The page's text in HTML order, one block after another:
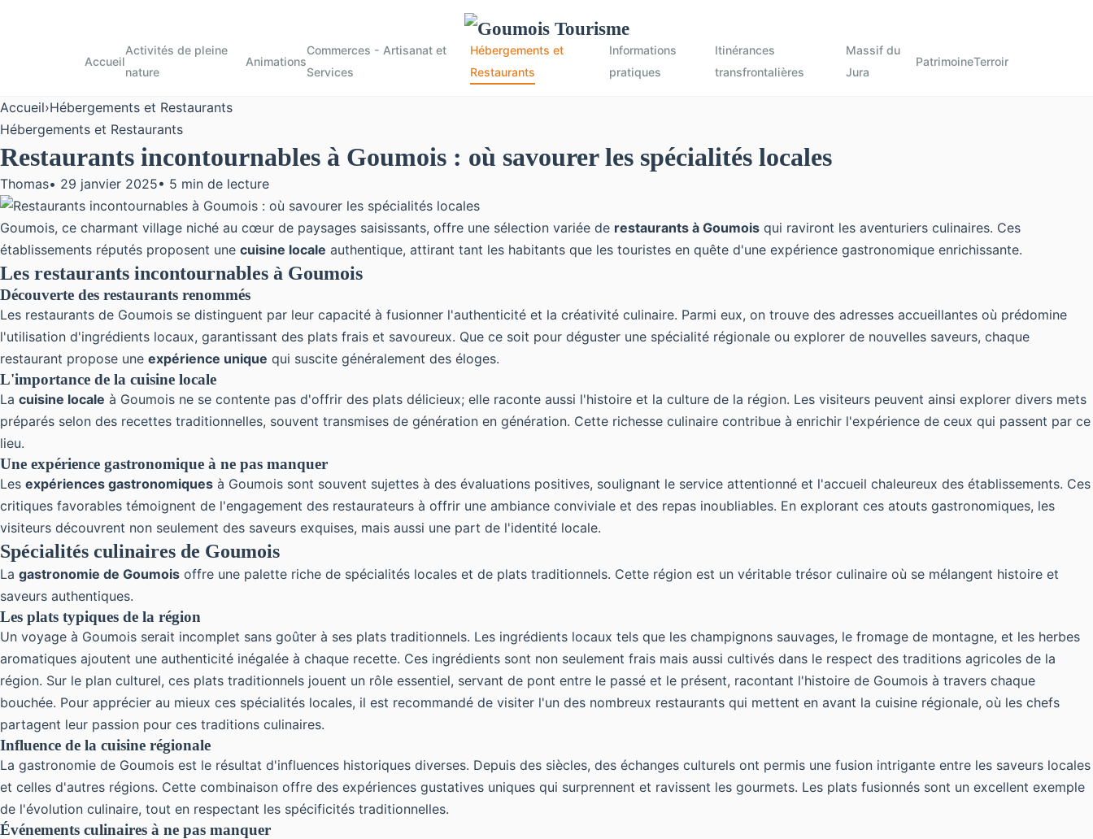
Accueil
Activités de pleine
nature
Animations
Commerces - Artisanat et
Services
Hébergements et
Restaurants
Informations
pratiques
Itinérances
transfrontalières
Massif du
Jura
PatrimoineTerroir
Accueil›Hébergements et Restaurants
Hébergements et Restaurants
Restaurants incontournables à Goumois : où savourer les spécialités locales
Thomas• 29 janvier 2025• 5 min de lecture
Goumois, ce charmant village niché au cœur de paysages saisissants, offre une sélection variée de restaurants à Goumois qui raviront les aventuriers culinaires. Ces
établissements réputés proposent une cuisine locale authentique, attirant tant les habitants que les touristes en quête d'une expérience gastronomique enrichissante.
Les restaurants incontournables à Goumois
Découverte des restaurants renommés
Les restaurants de Goumois se distinguent par leur capacité à fusionner l'authenticité et la créativité culinaire. Parmi eux, on trouve des adresses accueillantes où prédomine
l'utilisation d'ingrédients locaux, garantissant des plats frais et savoureux. Que ce soit pour déguster une spécialité régionale ou explorer de nouvelles saveurs, chaque
restaurant propose une expérience unique qui suscite généralement des éloges.
L'importance de la cuisine locale
La cuisine locale à Goumois ne se contente pas d'offrir des plats délicieux; elle raconte aussi l'histoire et la culture de la région. Les visiteurs peuvent ainsi explorer divers mets
préparés selon des recettes traditionnelles, souvent transmises de génération en génération. Cette richesse culinaire contribue à enrichir l'expérience de ceux qui passent par ce
lieu.
Une expérience gastronomique à ne pas manquer
Les expériences gastronomiques à Goumois sont souvent sujettes à des évaluations positives, soulignant le service attentionné et l'accueil chaleureux des établissements. Ces
critiques favorables témoignent de l'engagement des restaurateurs à offrir une ambiance conviviale et des repas inoubliables. En explorant ces atouts gastronomiques, les
visiteurs découvrent non seulement des saveurs exquises, mais aussi une part de l'identité locale.
Spécialités culinaires de Goumois
La gastronomie de Goumois offre une palette riche de spécialités locales et de plats traditionnels. Cette région est un véritable trésor culinaire où se mélangent histoire et
saveurs authentiques.
Les plats typiques de la région
Un voyage à Goumois serait incomplet sans goûter à ses plats traditionnels. Les ingrédients locaux tels que les champignons sauvages, le fromage de montagne, et les herbes
aromatiques ajoutent une authenticité inégalée à chaque recette. Ces ingrédients sont non seulement frais mais aussi cultivés dans le respect des traditions agricoles de la
région. Sur le plan culturel, ces plats traditionnels jouent un rôle essentiel, servant de pont entre le passé et le présent, racontant l'histoire de Goumois à travers chaque
bouchée. Pour apprécier au mieux ces spécialités locales, il est recommandé de visiter l'un des nombreux restaurants qui mettent en avant la cuisine régionale, où les chefs
partagent leur passion pour ces traditions culinaires.
Influence de la cuisine régionale
La gastronomie de Goumois est le résultat d'influences historiques diverses. Depuis des siècles, des échanges culturels ont permis une fusion intrigante entre les saveurs locales
et celles d'autres régions. Cette combinaison offre des expériences gustatives uniques qui surprennent et ravissent les gourmets. Les plats fusionnés sont un excellent exemple
de l'évolution culinaire, tout en respectant les spécificités traditionnelles.
Événements culinaires à ne pas manquer